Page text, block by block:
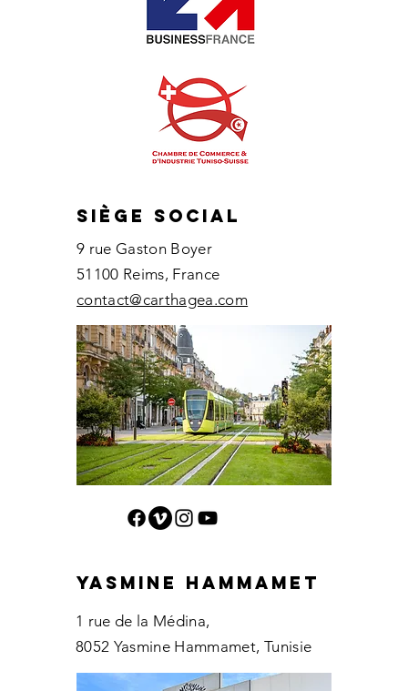
Siège social
9 rue Gaston Boyer
51100 Reims, France
contact@carthagea.com
Yasmine hammamet
1 rue de la Médina,
8052 Yasmine Hammamet, Tunisie